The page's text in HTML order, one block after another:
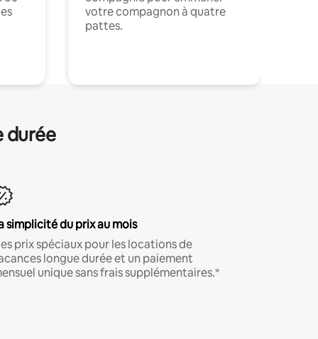
votre compagnon à quatre
pattes.
durée
simplicité du prix au mois
prix spéciaux pour les locations de
longue durée et un paiement
unique sans frais supplémentaires.*